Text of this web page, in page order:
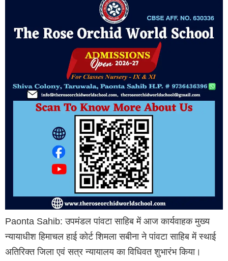
Paonta Sahib: उपमंडल पांवटा साहिब में आज कार्यवाहक मुख्य
न्यायाधीश हिमाचल हाई कोर्ट शिमला सबीना ने पांवटा साहिब में स्थाई
अतिरिक्त जिला एवं सत्र न्यायालय का विधिवत शुभारंभ किया।